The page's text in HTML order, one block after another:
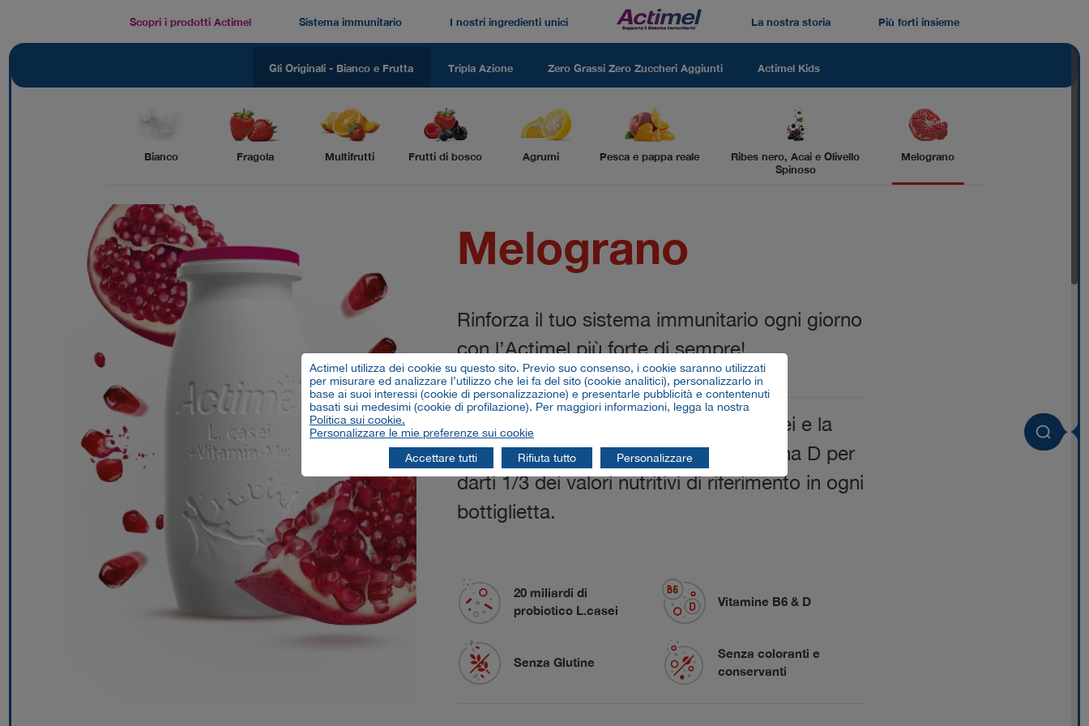
content
Navegación
Scopri i prodotti Actimel Sistema immunitario I nostri ingredienti unici La nostra storia Più forti insieme
Top
2
Gli Originali - Bianco e Frutta Tripla Azione Zero Grassi Zero Zuccheri Aggiunti Actimel Kids
Top
navigation
Bianco Fragola Multifrutti Frutti di bosco Agrumi Pesca e pappa reale
Ribes nero, Acai e Olivello
Spinoso
Melograno
Rinforza il tuo sistema immunitario ogni giorno
con l’Actimel più forte di sempre!
Oltre 20 L.casei e la
vitamine B6, da oggi è ricco di vitamina D per
darti 1/3 dei valori nutritivi di riferimento in ogni
bottiglietta.
20 miliardi di
probiotico L.casei
Vitamine B6 & D
Senza Glutine
Senza coloranti e
conservanti
Actimel utilizza dei cookie su questo sito. Previo suo consenso, i cookie saranno utilizzati
per misurare ed analizzare l’utilizzo che lei fa del sito (cookie analitici), personalizzarlo in
base ai suoi interessi (cookie di personalizzazione) e presentarle pubblicità e contentenuti
basati sui medesimi (cookie di profilazione). Per maggiori informazioni, legga la nostra
Politica sui cookie.
Personalizzare le mie preferenze sui cookie
Accettare tutti
Rifiuta tutto Personalizzare